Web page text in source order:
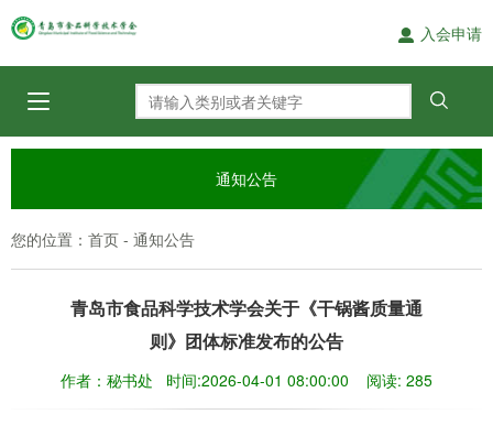
入会申请
通知公告
您的位置： 首页 - 通知公告
青岛市食品科学技术学会关于《干锅酱质量通
则》团体标准发布的公告
作者：秘书处 时间:2026-04-01 08:00:00 阅读: 285